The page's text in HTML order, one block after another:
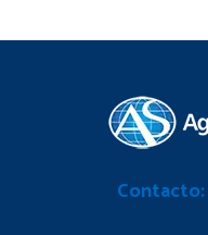
Contacto: